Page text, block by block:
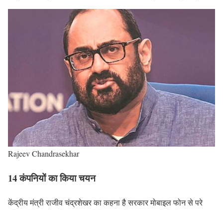
Rajeev Chandrasekhar
14 कंपनियों का किया चयन
केंद्रीय मंत्री राजीव चंद्रशेखर का कहना है सरकार मोबाइल फोन से परे